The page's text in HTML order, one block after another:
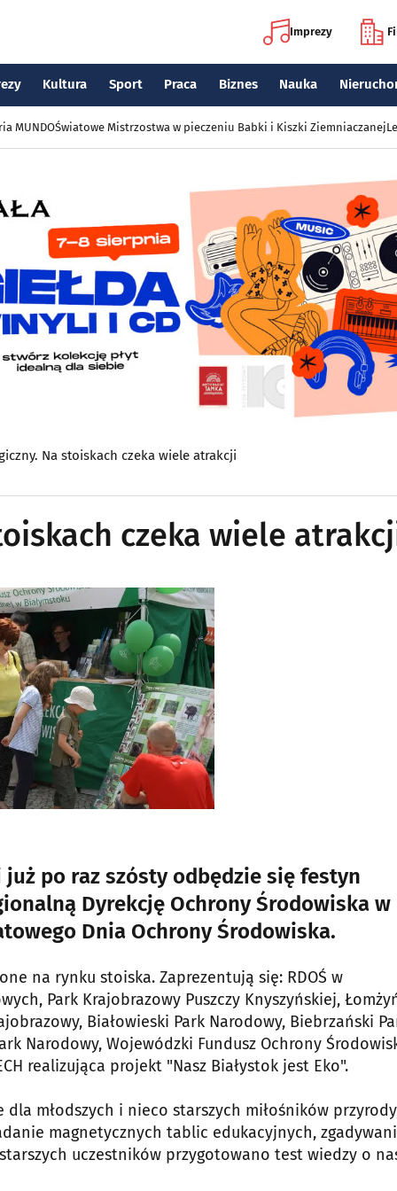
Imprezy
Kultura Sport Praca Biznes Nauka
MUNDOŚwiatowe Mistrzostwa w pieczeniu Babki i Kiszki Ziemniaczanej
Na stoiskach czeka wiele atrakcji
czeka wiele
po raz szósty odbędzie się festyn
Dyrekcję Ochrony Środowiska w
Dnia Ochrony Środowiska.
na rynku stoiska. Zaprezentują się: RDOŚ w
Park Krajobrazowy Puszczy Knyszyńskiej,
Białowieski Park Narodowy, Biebrzański
Narodowy, Wojewódzki Fundusz Ochrony
realizująca projekt "Nasz Białystok jest Eko".
młodszych i nieco starszych miłośników
magnetycznych tablic edukacyjnych,
uczestników przygotowano test wiedzy o